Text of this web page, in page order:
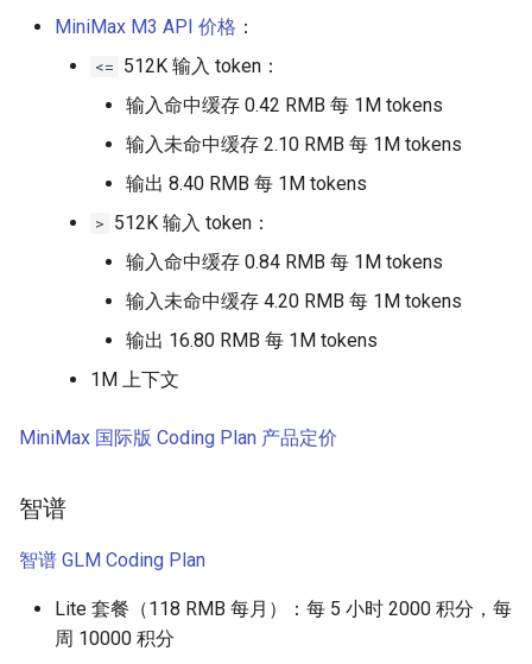
NAND Flash
NVIDIA DOCA-OFED 安装
乱序执行 CPU
PCIe (Peripheral Component
Interconnect Express) 分析
远程 KVM
RISC-V Vector (RVV) 指令扩
Dynamic Random Access
信号处理
MiniMax M3 API 价格 ：
<= 512K 输入 token：
输入命中缓存 0.42 RMB 每 1M tokens
输入未命中缓存 2.10 RMB 每 1M tokens
输出 8.40 RMB 每 1M tokens
> 512K 输入 token：
输入命中缓存 0.84 RMB 每 1M tokens
输入未命中缓存 4.20 RMB 每 1M tokens
输出 16.80 RMB 每 1M tokens
1M 上下文
MiniMax 国际版 Coding Plan 产品定价
智谱
智谱 GLM Coding Plan
Lite 套餐（118 RMB 每月）：每 5 小时 2000 积分，每
周 10000 积分